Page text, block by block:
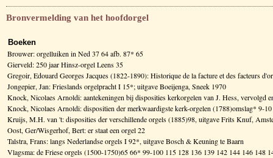
Bronvermelding van het hoofdorgel
Boeken
Brouwer: orgelluiken in Ned 37 64 afb. 87* 65
Gierveld: 250 jaar Hinsz-orgel Leens 35
Gregoir, Edouard Georges Jacques (1822-1890): Historique de la facture et des facteurs
Jongepier, Jan: Frieslands orgelpracht I 15*; uitgave Boeijenga, Sneek 1970
Knock, Nicolaes Arnoldi: aantekeningen bij disposities kerkorgelen van J. Hess, vervolgd
Knock, Nicolaes Arnoldi: dispositien der merkwaardigste kerk-orgelen (1788)omslag* 9-10
Kruijs, M.H. van 't: disposities der verschillende orgels (1885)98, uitgave Frits Knuf,
Oost, Ger/Wisgerhof, Bert: er staat een orgel 22
Talstra, Frans: langs Nederlandse orgels I 92*, uitgave Bosch & Keuning te Baarn
Vlagsma: de Friese orgels (1500-1750)65 66* 99-100 115 128 136 139 142 144 146